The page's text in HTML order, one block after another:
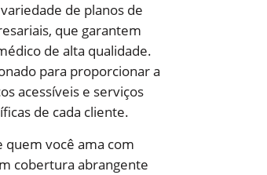
de planos de
que garantem
de alta qualidade.
para proporcionar a
acessíveis e serviços
de cada cliente.
você ama com
cobertura abrangente